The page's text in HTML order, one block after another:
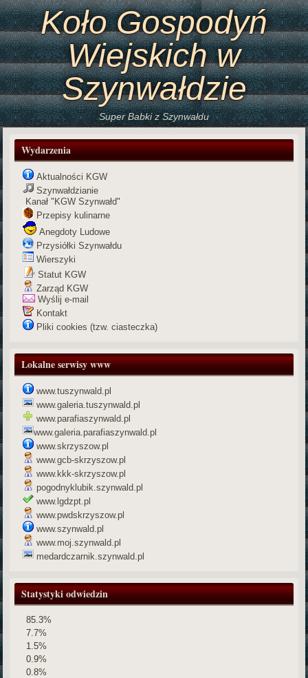
Koło Gospodyń
Wiejskich w
Szynwałdzie
Super Babki z Szynwałdu
Wydarzenia
Aktualności KGW
Szynwałdzianie
Kanał "KGW Szynwałd"
Przepisy kulinarne
Anegdoty Ludowe
Przysiółki Szynwałdu
Wierszyki
Statut KGW
Zarząd KGW
Wyślij e-mail
Kontakt
Pliki cookies (tzw. ciasteczka)
Lokalne serwisy www
www.tuszynwald.pl
www.galeria.tuszynwald.pl
www.parafiaszynwald.pl
www.galeria.parafiaszynwald.pl
www.skrzyszow.pl
www.gcb-skrzyszow.pl
www.kkk-skrzyszow.pl
pogodnyklubik.szynwald.pl
www.lgdzpt.pl
www.pwdskrzyszow.pl
www.szynwald.pl
www.moj.szynwald.pl
medardczarnik.szynwald.pl
Statystyki odwiedzin
85.3%
7.7%
1.5%
0.9%
0.8%